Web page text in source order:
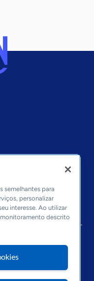
semelhantes para
personalizar
interesse. Ao utilizar
descrito